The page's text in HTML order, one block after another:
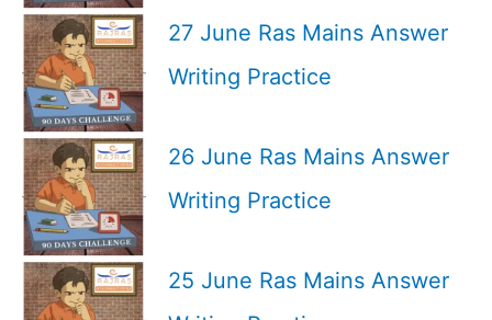
27 June Ras Mains Answer
Writing Practice
26 June Ras Mains Answer
Writing Practice
25 June Ras Mains Answer